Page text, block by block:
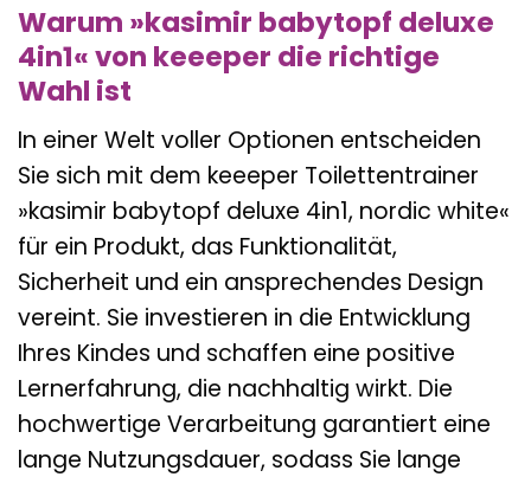
Warum »kasimir babytopf deluxe
4in1« von keeeper die richtige
Wahl ist
In einer Welt voller Optionen entscheiden
Sie sich mit dem keeeper Toilettentrainer
»kasimir babytopf deluxe 4in1, nordic white«
für ein Produkt, das Funktionalität,
Sicherheit und ein ansprechendes Design
vereint. Sie investieren in die Entwicklung
Ihres Kindes und schaffen eine positive
Lernerfahrung, die nachhaltig wirkt. Die
hochwertige Verarbeitung garantiert eine
lange Nutzungsdauer, sodass Sie lange